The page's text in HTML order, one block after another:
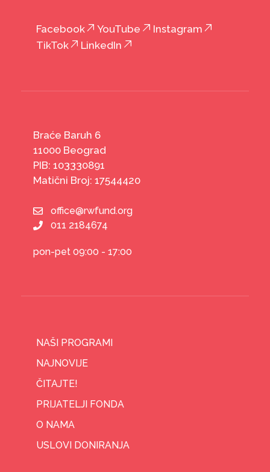
Facebook YouTube
Instagram
TikTok
LinkedIn
Braće Baruh 6
11000 Beograd
PIB: 103330891
Matični Broj: 17544420
office@rwfund.org
011 2184674
pon-pet 09:00 - 17:00
NAŠI PROGRAMI
NAJNOVIJE
ČITAJTE!
PRIJATELJI FONDA
O NAMA
USLOVI DONIRANJA